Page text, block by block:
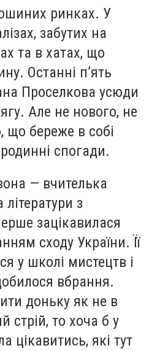
ринках. У
забутих на
та в хатах, що
Останні пʼять
Проселкова усюди
Але не нового, не
що береже в собі
спогади.
— вчителька
з
зацікавилася
сходу України. Її
у школі мистецтв і
вбрання.
доньку як не в
стрій, то хоча б у
цікавитись, які тут